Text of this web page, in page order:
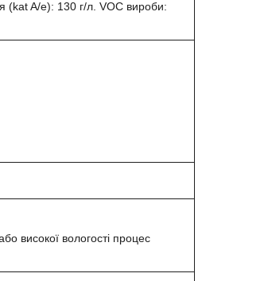
(kat A/e): 130 г/л. VOC вироби:
високої вологості процес